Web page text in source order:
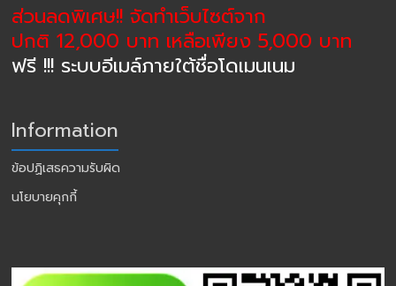
ส่วนลดพิเศษ!! จัดทำเว็บไซต์จาก
ปกติ 12,000 บาท เหลือเพียง 5,000 บาท
ฟรี !!! ระบบอีเมล์ภายใต้ชื่อโดเมนเนม
Information
ข้อปฏิเสธความรับผิด
นโยบายคุกกี้